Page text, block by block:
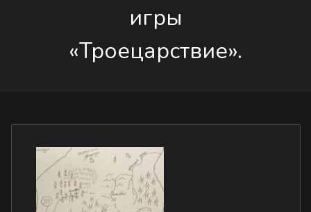
игры
«Троецарствие».